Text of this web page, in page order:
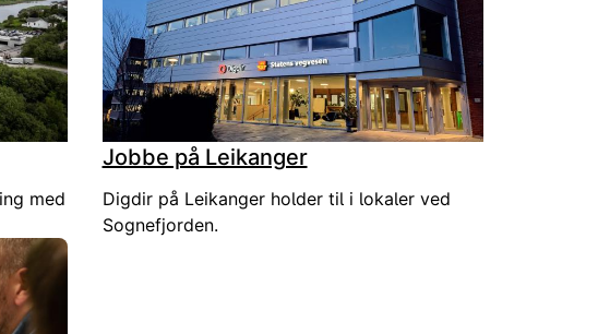
med
Jobbe på Leikanger
Digdir på Leikanger holder til i lokaler ved
Sognefjorden.